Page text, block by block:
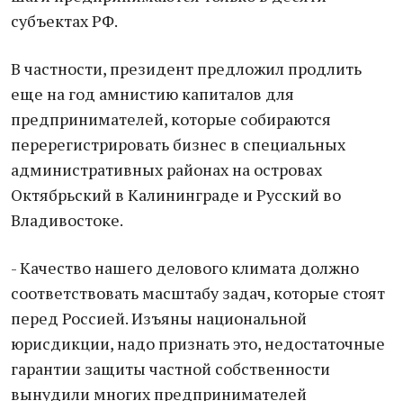
субъектах РФ.
В частности, президент предложил продлить
еще на год амнистию капиталов для
предпринимателей, которые собираются
перерегистрировать бизнес в специальных
административных районах на островах
Октябрьский в Калининграде и Русский во
Владивостоке.
- Качество нашего делового климата должно
соответствовать масштабу задач, которые стоят
перед Россией. Изъяны национальной
юрисдикции, надо признать это, недостаточные
гарантии защиты частной собственности
вынудили многих предпринимателей